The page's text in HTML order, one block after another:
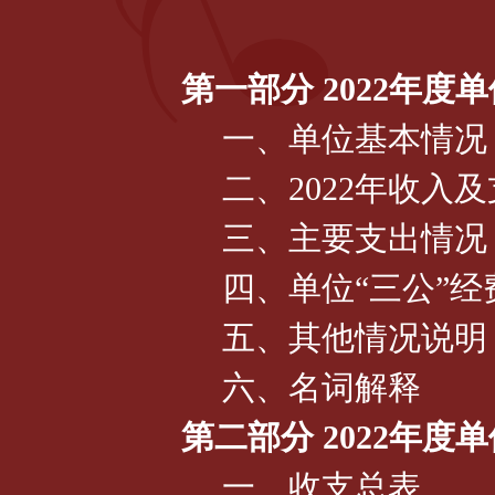
第一部分 2022年度
一、单位基本情况
二、2022年收入
三、主要支出情况
四、单位“三公”
五、其他情况说明
六、名词解释
第二部分 2022年度
一、收支总表